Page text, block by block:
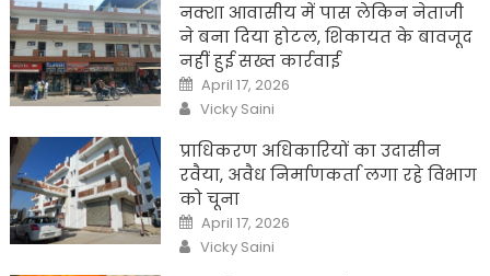
नक्शा आवासीय में पास लेकिन नेताजी
ने बना दिया होटल, शिकायत के बावजूद
नहीं हुई सख्त कार्रवाई
Posted
on
April 17, 2026
Author
Vicky Saini
प्राधिकरण अधिकारियों का उदासीन
रवैया, अवैध निर्माणकर्ता लगा रहे विभाग
को चूना
Posted
on
April 17, 2026
Author
Vicky Saini